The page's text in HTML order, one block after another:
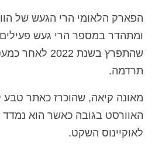
הפארק הלאומי הרי הגעש של
ומתהדר במספר הרי געש
שהתפרץ בשנת
תרדמה.
מאונה קיאה, שהוכרז כאתר טבע
האוורסט בגובה כאשר הוא
לאוקיינוס השקט.